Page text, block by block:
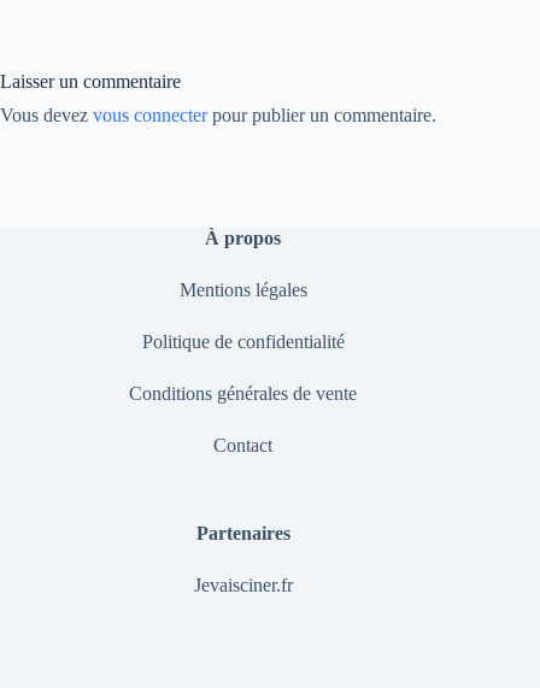
Laisser un commentaire
Vous devez vous connecterpour publier un commentaire.
À propos
Mentions légales
Politique de confidentialité
Conditions générales de vente
Contact
Partenaires
Jevaisciner.fr